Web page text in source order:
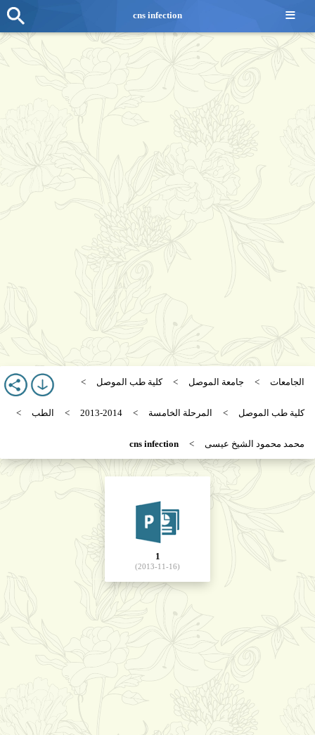
الجامعات جامعة الموصل كلية طب الموصل
كلية طب الموصل المرحلة الخامسة 2013-2014 الطب
محمد محمود الشيخ عيسى cns infection
1
(2013-11-16)
≡
cns infection